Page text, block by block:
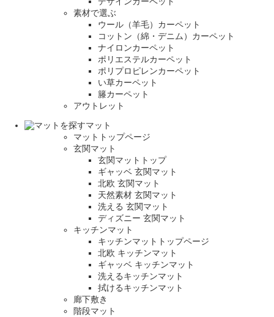
素材で選ぶ
ウール（羊毛）カーペット
コットン（綿・デニム）カーペット
ナイロンカーペット
ポリエステルカーペット
ポリプロピレンカーペット
い草カーペット
籐カーペット
アウトレット
マット
マットトップページ
玄関マット
玄関マットトップ
ギャッベ 玄関マット
北欧 玄関マット
天然素材 玄関マット
洗える 玄関マット
ディズニー 玄関マット
キッチンマット
キッチンマットトップページ
北欧 キッチンマット
ギャッベ キッチンマット
洗えるキッチンマット
拭けるキッチンマット
廊下敷き
階段マット